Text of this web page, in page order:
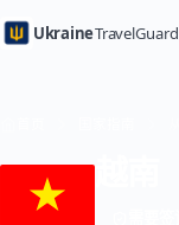
UkraineTravelGuard